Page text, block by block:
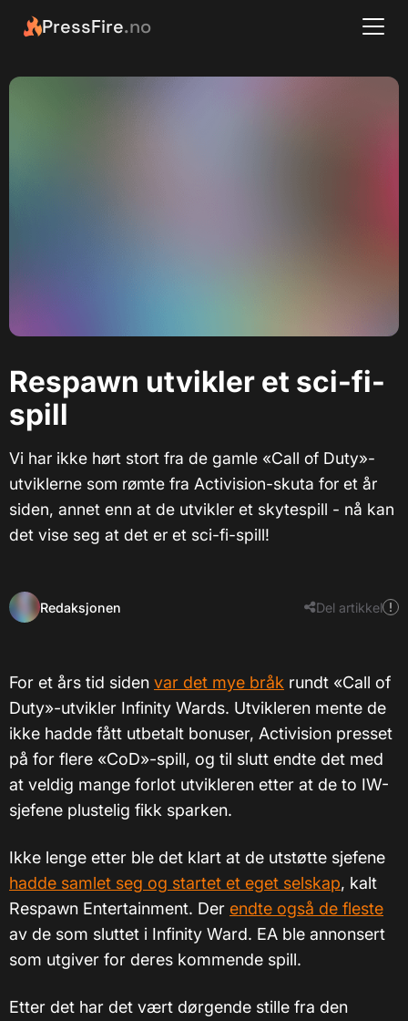
PressFire.no
Respawn utvikler et sci-fi-
spill
Vi har ikke hørt stort fra de gamle «Call of Duty»-
utviklerne som rømte fra Activision-skuta for et år
siden, annet enn at de utvikler et skytespill - nå kan
det vise seg at det er et sci-fi-spill!
Redaksjonen Del artikkel
For et års tid siden var det mye bråk rundt «Call of
Duty»-utvikler Infinity Wards. Utvikleren mente de
ikke hadde fått utbetalt bonuser, Activision presset
på for flere «CoD»-spill, og til slutt endte det med
at veldig mange forlot utvikleren etter at de to IW-
sjefene plustelig fikk sparken.
Ikke lenge etter ble det klart at de utstøtte sjefene
hadde samlet seg og startet et eget selskap, kalt
Respawn Entertainment. Der endte også de fleste
av de som sluttet i Infinity Ward. EA ble annonsert
som utgiver for deres kommende spill.
Etter det har det vært dørgende stille fra den